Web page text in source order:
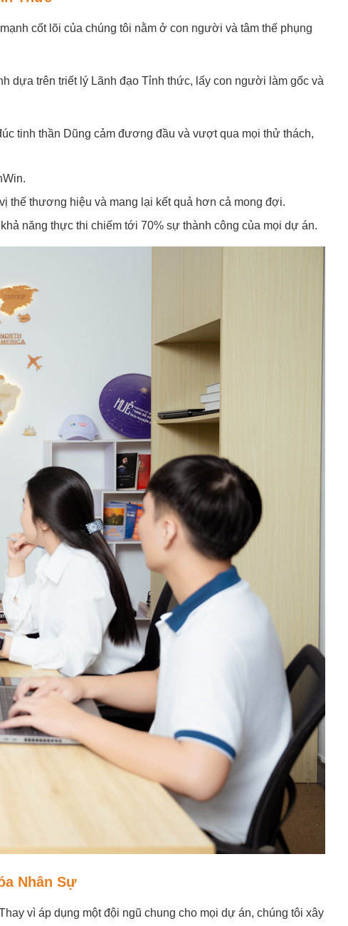
cốt lõi của chúng tôi nằm ở con người và tâm thế phụng
dựa trên triết lý Lãnh đạo Tỉnh thức, lấy con người làm gốc và
tinh thần Dũng cảm đương đầu và vượt qua mọi thử thách,
thế thương hiệu và mang lại kết quả hơn cả mong đợi.
năng thực thi chiếm tới 70% sự thành công của mọi dự án.
Nhân Sự
vì áp dụng một đội ngũ chung cho mọi dự án, chúng tôi xây